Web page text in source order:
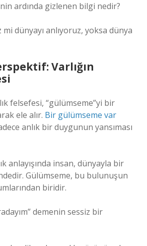
ardında gizlenen bilgi nedir?
dünyayı anlıyoruz, yoksa dünya
Varlığın
felsefesi, “gülümseme”yi bir
ele alır. Bir gülümseme var
anlık bir duygunun yansıması
anlayışında insan, dünyayla bir
Gülümseme, bu bulunuşun
biridir.
demenin sessiz bir